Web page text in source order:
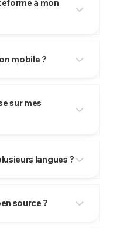
à mon
mobile ?
sur mes
langues ?
source ?